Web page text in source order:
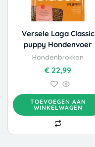
Versele Laga Classic
puppy Hondenvoer
Hondenbrokken
€ 22,99
TOEVOEGEN AAN
WINKELWAGEN